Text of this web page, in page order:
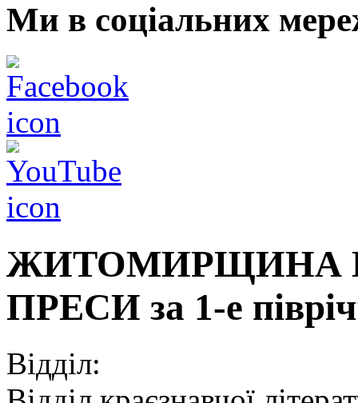
Ми в соціальних
ЖИТОМИРЩИНА
ПРЕСИ за 1-е
Відділ: